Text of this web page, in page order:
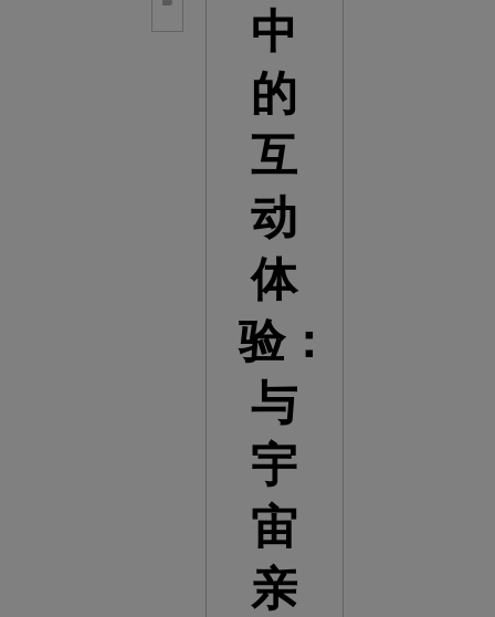
中
的
互
动
体
验：
与
宇
宙
亲